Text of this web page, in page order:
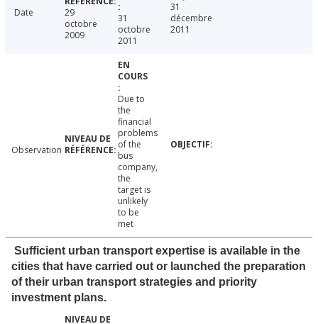
Date
29
octobre
2009
31
octobre
2011
31
décembre
2011
Observation
Due to
the
financial
problems
of the
bus
company,
the
target is
unlikely
to be
met
Sufficient urban transport expertise is available in the
cities that have carried out or launched the preparation
of their urban transport strategies and priority
investment plans.